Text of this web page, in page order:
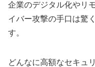
企業のデジタル化やリ
イバー攻撃の手口は驚
す。
どんなに高額なセキュ